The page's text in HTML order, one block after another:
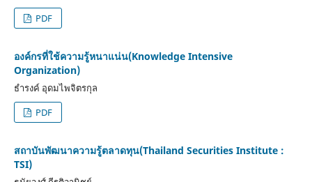
PDF
องค์กรที่ใช้ความรู้หนาแน่น(Knowledge Intensive
Organization)
ธำรงค์ อุดมไพจิตรกุล
PDF
สถาบันพัฒนาความรู้ตลาดทุน(Thailand Securities Institute :
TSI)